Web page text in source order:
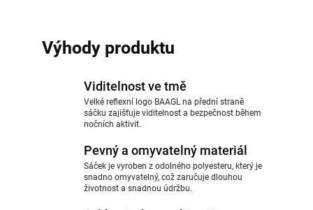
Výhody produktu
Viditelnost ve tmě
Velké reflexní logo BAAGL na přední straně
sáčku zajišťuje viditelnost a bezpečnost během
nočních aktivit.
Pevný a omyvatelný materiál
Sáček je vyroben z odolného polyesteru, který je
snadno omyvatelný, což zaručuje dlouhou
životnost a snadnou údržbu.